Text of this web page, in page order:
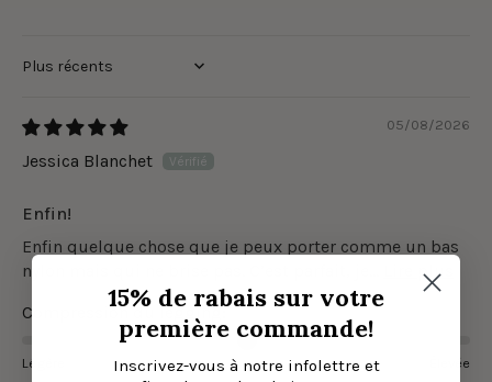
Sort by
05/08/2026
Jessica Blanchet
Enfin!
Enfin quelque chose que je peux porter comme un bas
nylon mais qui ne brise pas. C’est parfait, je...
Lire plus
Compression du legging:
Légère Élevée
15% de rabais sur votre
première commande!
Inscrivez-vous à notre infolettre et